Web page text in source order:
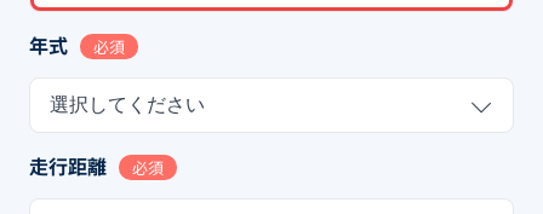
年式 必須
選択してください
走行距離 必須